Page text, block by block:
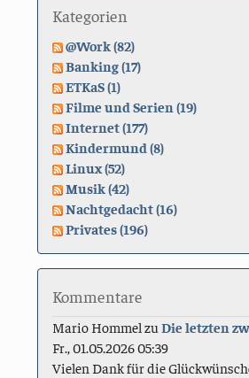
Kategorien
@Work (82)
Banking (17)
ETKaS (1)
Filme und Serien (19)
Internet (177)
Kindermund (8)
Linux (52)
Musik (42)
Nachtgedacht (16)
Privates (196)
Kommentare
Mario Hommel zuDie letzten
Fr., 01.05.2026 05:39
Vielen Dank für die